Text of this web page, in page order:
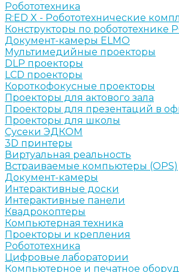
Робототехника
R:ED X - Робототехнические
Конструкторы по
Документ-камеры ELMO
Мультимедийные проекторы
DLP проекторы
LCD проекторы
Короткофокусные проекторы
Проекторы для актового зала
Проекторы для презентаций в
Проекторы для школы
Сусеки ЭДКОМ
3D принтеры
Виртуальная реальность
Встраиваемые компьютеры (OPS)
Документ-камеры
Интерактивные доски
Интерактивные панели
Квадрокоптеры
Компьютерная техника
Проекторы и крепления
Робототехника
Цифровые лаборатории
Компьютерное и печатное